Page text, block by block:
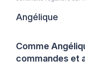
Comme
commandes et
Angélique